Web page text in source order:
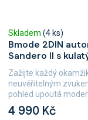
Bmode 2DIN
Sandero II s
Skladem (4 ks)
4 990 Kč
Zažijte každý
neuvěřitelným
pohled upoutá